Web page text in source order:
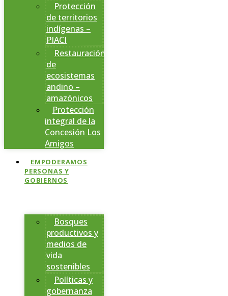
Protección
de territorios
indígenas –
PIACI
Restauración
de
ecosistemas
andino –
amazónicos
Protección
integral de la
Concesión Los
Amigos
EMPODERAMOS
PERSONAS Y
GOBIERNOS
Bosques
productivos y
medios de
vida
sostenibles
Políticas y
gobernanza